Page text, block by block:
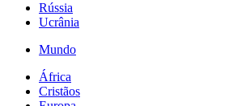
Rússia
Ucrânia
Mundo
África
Cristãos